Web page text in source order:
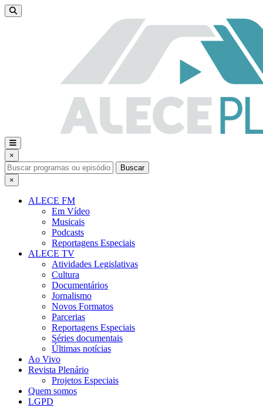
×
Buscar
×
ALECE FM
Em Vídeo
Musicais
Podcasts
Reportagens Especiais
ALECE TV
Atividades Legislativas
Cultura
Documentários
Jornalismo
Novos Formatos
Parcerias
Reportagens Especiais
Séries documentais
Últimas notícias
Ao Vivo
Revista Plenário
Projetos Especiais
Quem somos
LGPD